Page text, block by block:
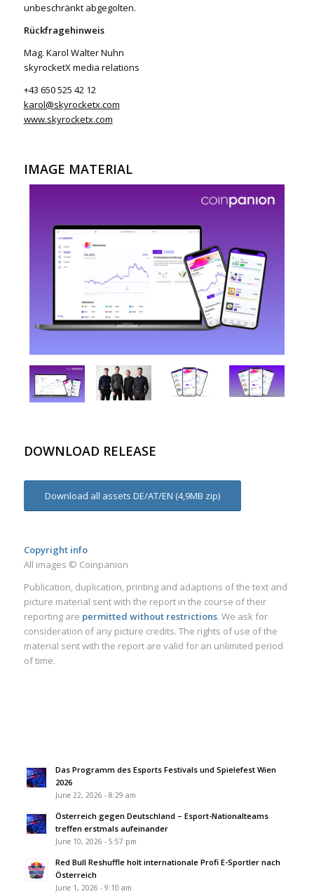
unbeschränkt abgegolten.
Rückfragehinweis
Mag. Karol Walter Nuhn
skyrocketX media relations
+43 650 525 42 12
karol@skyrocketx.com
www.skyrocketx.com
IMAGE MATERIAL
DOWNLOAD RELEASE
Download all assets DE/AT/EN (4,9MB zip)
Copyright info
All images © Coinpanion
Publication, duplication, printing and adaptions of the text and
picture material sent with the report in the course of their
reporting are permitted without restrictions. We ask for
consideration of any picture credits. The rights of use of the
material sent with the report are valid for an unlimited period
of time.
Das Programm des Esports Festivals und Spielefest Wien
2026
June 22, 2026 - 8:29 am
Österreich gegen Deutschland – Esport-Nationalteams
treffen erstmals aufeinander
June 10, 2026 - 5:57 pm
Red Bull Reshuffle holt internationale Profi E-Sportler nach
Österreich
June 1, 2026 - 9:10 am